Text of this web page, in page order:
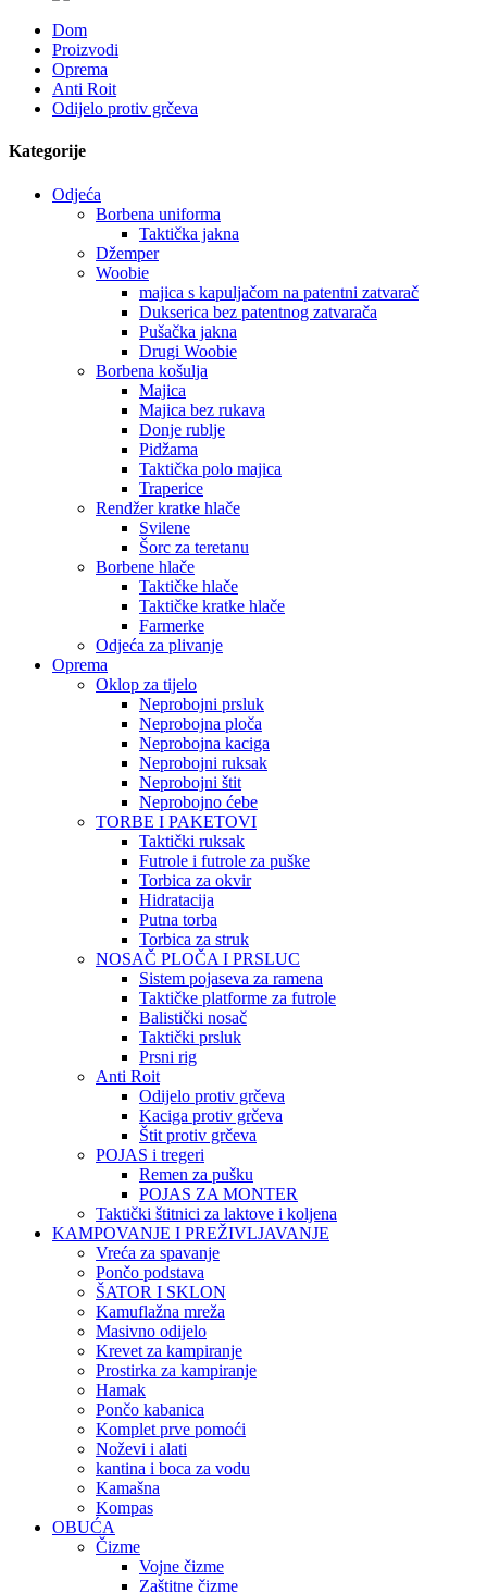
Dom
Proizvodi
Oprema
Anti Roit
Odijelo protiv grčeva
Kategorije
Odjeća
Borbena uniforma
Taktička jakna
Džemper
Woobie
majica s kapuljačom na patentni zatvarač
Dukserica bez patentnog zatvarača
Pušačka jakna
Drugi Woobie
Borbena košulja
Majica
Majica bez rukava
Donje rublje
Pidžama
Taktička polo majica
Traperice
Rendžer kratke hlače
Svilene
Šorc za teretanu
Borbene hlače
Taktičke hlače
Taktičke kratke hlače
Farmerke
Odjeća za plivanje
Oprema
Oklop za tijelo
Neprobojni prsluk
Neprobojna ploča
Neprobojna kaciga
Neprobojni ruksak
Neprobojni štit
Neprobojno ćebe
TORBE I PAKETOVI
Taktički ruksak
Futrole i futrole za puške
Torbica za okvir
Hidratacija
Putna torba
Torbica za struk
NOSAČ PLOČA I PRSLUC
Sistem pojaseva za ramena
Taktičke platforme za futrole
Balistički nosač
Taktički prsluk
Prsni rig
Anti Roit
Odijelo protiv grčeva
Kaciga protiv grčeva
Štit protiv grčeva
POJAS i tregeri
Remen za pušku
POJAS ZA MONTER
Taktički štitnici za laktove i koljena
KAMPOVANJE I PREŽIVLJAVANJE
Vreća za spavanje
Pončo podstava
ŠATOR I SKLON
Kamuflažna mreža
Masivno odijelo
Krevet za kampiranje
Prostirka za kampiranje
Hamak
Pončo kabanica
Komplet prve pomoći
Noževi i alati
kantina i boca za vodu
Kamašna
Kompas
OBUĆA
Čizme
Vojne čizme
Zaštitne čizme